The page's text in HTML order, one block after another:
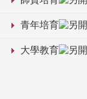
青年培育
大學教育